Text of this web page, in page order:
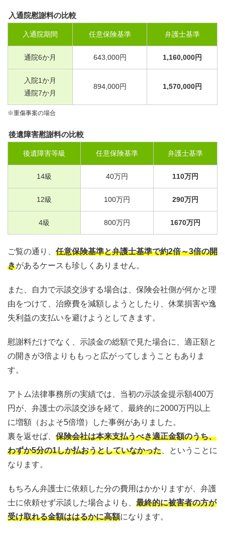
入通院慰謝料の比較
入通院期間 任意保険基準 弁護士基準
通院6か月 643,000円 1,160,000円
入院1か月
通院7か月
894,000円 1,570,000円
※重傷事案の場合
後遺障害慰謝料の比較
後遺障害等級 任意保険基準 弁護士基準
14級 40万円 110万円
12級 100万円 290万円
4級 800万円 1670万円
ご覧の通り、 任意保険基準と弁護士基準で約2倍～3倍の開
きがあるケースも珍しくありません。
また、自力で示談交渉する場合は、保険会社側が何かと理
由をつけて、治療費を減額しようとしたり、休業損害や逸
失利益の支払いを避けようとしてきます。
慰謝料だけでなく、示談金の総額で見た場合に、適正額と
の開きが3倍よりももっと広がってしまうこともありま
す。
アトム法律事務所の実績では、当初の示談金提示額400万
円が、弁護士の示談交渉を経て、最終的に2000万円以上
に増額（およそ5倍増）した事例がありました。
裏を返せば、 保険会社は本来支払うべき適正金額のうち、
わずか5分の1しか払おうとしていなかった、ということに
なります。
もちろん弁護士に依頼した分の費用はかかりますが、弁護
士に依頼せず示談した場合よりも、 最終的に被害者の方が
受け取れる金額ははるかに高額になります。